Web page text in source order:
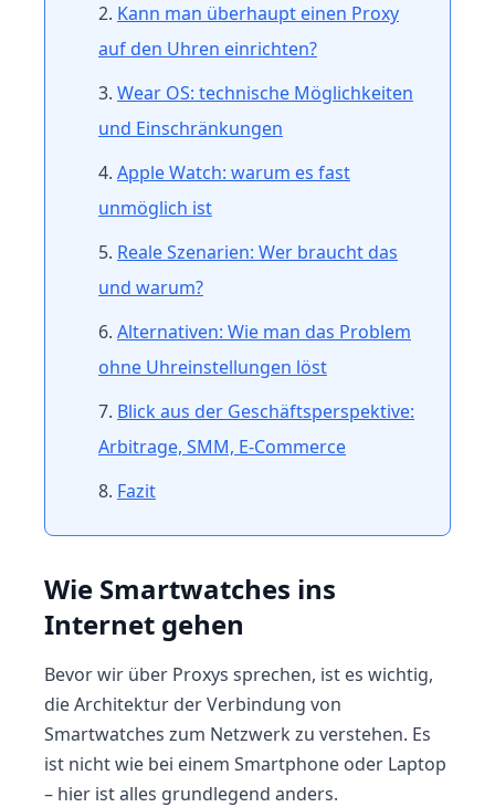
Kann man überhaupt einen Proxy
auf den Uhren einrichten?
Wear OS: technische Möglichkeiten
und Einschränkungen
Apple Watch: warum es fast
unmöglich ist
Reale Szenarien: Wer braucht das
und warum?
Alternativen: Wie man das Problem
ohne Uhreinstellungen löst
Blick aus der Geschäftsperspektive:
Arbitrage, SMM, E-Commerce
Fazit
Wie Smartwatches ins
Internet gehen
Bevor wir über Proxys sprechen, ist es wichtig,
die Architektur der Verbindung von
Smartwatches zum Netzwerk zu verstehen. Es
ist nicht wie bei einem Smartphone oder Laptop
– hier ist alles grundlegend anders.